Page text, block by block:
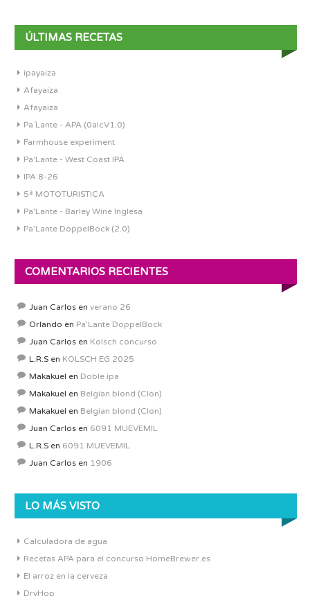
ÚLTIMAS RECETAS
ipayaiza
Afayaiza
Afayaiza
Pa´Lante - APA (0alcV1.0)
Farmhouse experiment
Pa'Lante - West Coast IPA
IPA 8-26
5ª MOTOTURISTICA
Pa'Lante - Barley Wine Inglesa
Pa’Lante DoppelBock (2.0)
COMENTARIOS RECIENTES
Juan Carlos en verano 26
Orlando en Pa’Lante DoppelBock
Juan Carlos en Kolsch concurso
L.R.S en KOLSCH EG 2025
Makakuel en Doble ipa
Makakuel en Belgian blond (Clon)
Makakuel en Belgian blond (Clon)
Juan Carlos en 6091 MUEVEMIL
L.R.S en 6091 MUEVEMIL
Juan Carlos en 1906
LO MÁS VISTO
Calculadora de agua
Recetas APA para el concurso HomeBrewer.es
El arroz en la cerveza
DryHop